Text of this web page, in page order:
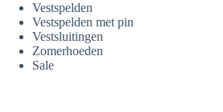
Vestspelden
Vestspelden met pin
Vestsluitingen
Zomerhoeden
Sale